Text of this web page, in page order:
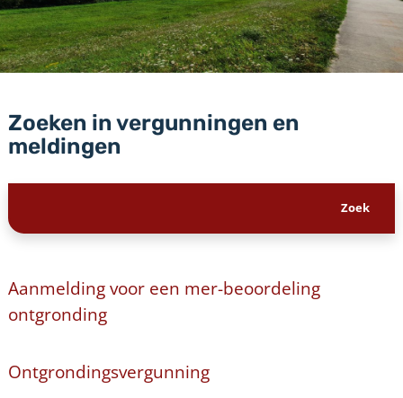
Zoeken in vergunningen en
meldingen
Aanmelding voor een mer-beoordeling
ontgronding
Ontgrondingsvergunning